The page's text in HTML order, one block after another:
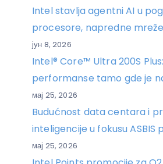
Intel stavlja agentni AI u
procesore, napredne
јун 8, 2026
Intel® Core™ Ultra 200S
performanse tamo gde je
мај 25, 2026
Budućnost data centara i
inteligencije u fokusu
мај 25, 2026